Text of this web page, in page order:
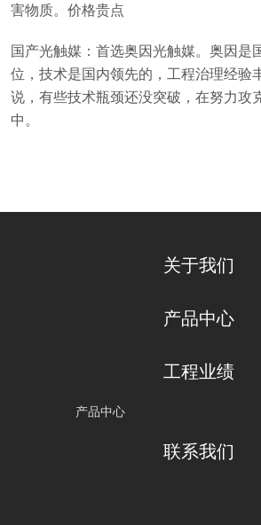
害物质。价格贵点
国产光触媒：首选奥因光触媒。奥因是
位，技术是国内领先的，工程治理经验
说，有些技术瓶颈还没突破，在努力攻
中。
关于我们
产品中心
工程业绩
产品中心
联系我们